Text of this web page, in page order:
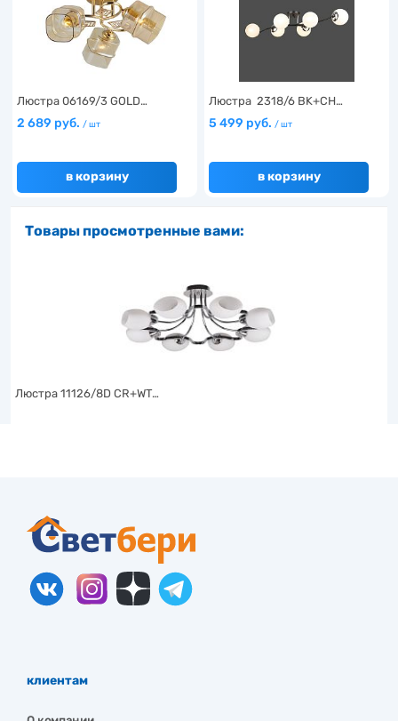
Люстра 06169/3 GOLD…
2 689 руб. / шт
в корзину
Люстра 2318/6 BK+CH…
5 499 руб. / шт
в корзину
Товары просмотренные вами:
Люстра 11126/8D CR+WT…
клиентам